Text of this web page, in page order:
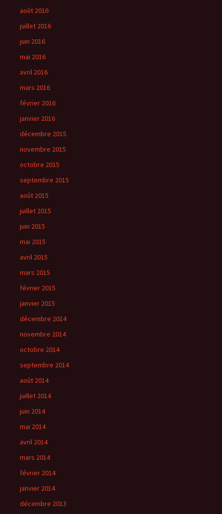
août 2016
juillet 2016
juin 2016
mai 2016
avril 2016
mars 2016
février 2016
janvier 2016
décembre 2015
novembre 2015
octobre 2015
septembre 2015
août 2015
juillet 2015
juin 2015
mai 2015
avril 2015
mars 2015
février 2015
janvier 2015
décembre 2014
novembre 2014
octobre 2014
septembre 2014
août 2014
juillet 2014
juin 2014
mai 2014
avril 2014
mars 2014
février 2014
janvier 2014
décembre 2013